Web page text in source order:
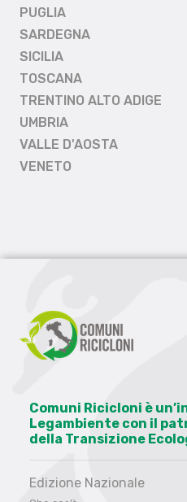
PUGLIA
SARDEGNA
SICILIA
TOSCANA
TRENTINO ALTO ADIGE
UMBRIA
VALLE D'AOSTA
VENETO
Comuni Ricicloni è
Legambiente con il
della Transizione
Edizione Nazionale